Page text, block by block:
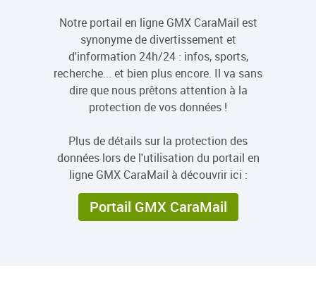
Notre portail en ligne GMX CaraMail est
synonyme de divertissement et
d'information 24h/24 : infos, sports,
recherche... et bien plus encore. Il va sans
dire que nous prêtons attention à la
protection de vos données !
Plus de détails sur la protection des
données lors de l'utilisation du portail en
ligne GMX CaraMail à découvrir ici :
Portail GMX CaraMail